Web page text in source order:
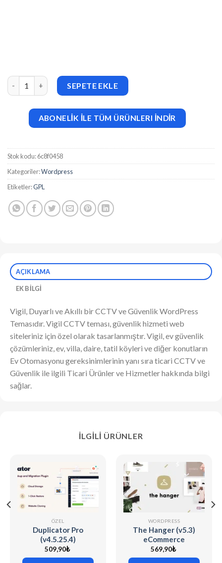
Vigil (v1.7.0) CCTV Security WordPress Theme adet
SEPETE EKLE
ABONELİK İLE TÜM ÜRÜNLERI İNDİR
Stok kodu:6c8f0458
Kategoriler:Wordpress
Etiketler:GPL
AÇIKLAMA
EK BILGI
Vigil, Duyarlı ve Akıllı bir CCTV ve Güvenlik WordPress
Temasıdır. Vigil CCTV teması, güvenlik hizmeti web
siteleriniz için özel olarak tasarlanmıştır. Vigil, ev güvenlik
çözümleriniz, ev, villa, daire, tatil köyleri ve diğer konutların
Ev Otomasyonu gereksinimlerinin yanı sıra ticari CCTV ve
Güvenlik ile ilgili Ticari Ürünler ve Hizmetler hakkında bilgi
sağlar.
İLGILI ÜRÜNLER
ÖZEL
Duplicator Pro
(v4.5.25.4)
WordPress Site
Migration & Backup
509,90₺
WORDPRESS
The Hanger (v5.3)
eCommerce
WordPress Theme
for WooCommerce
569,90₺